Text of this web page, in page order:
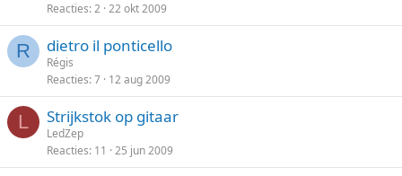
Reacties 2 22 okt 2009
R dietro il ponticello
Régis
Reacties 7 12 aug 2009
L Strijkstok op gitaar
LedZep
Reacties 11 25 jun 2009